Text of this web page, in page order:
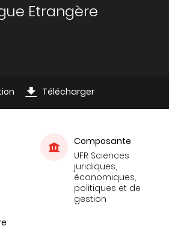
Etrangère
Télécharger
Composante
UFR Sciences
juridiques,
économiques,
politiques et de
gestion